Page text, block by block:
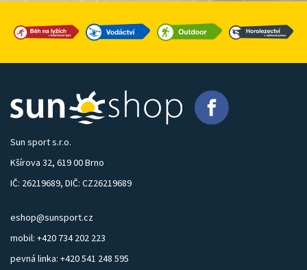
Sun sport s.r.o.
Kšírova 32, 619 00 Brno
IČ: 26219689, DIČ: CZ26219689
eshop@sunsport.cz
mobil: +420 734 202 223
pevná linka: +420 541 248 595